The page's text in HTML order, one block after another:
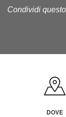
Condividi
DOVE